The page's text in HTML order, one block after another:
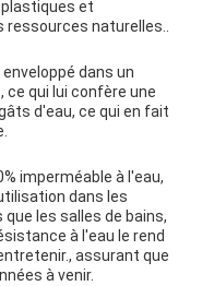
et
ressources naturelles..
dans un
ce qui lui confère une
d'eau, ce qui en fait
imperméable à l'eau,
dans les
les salles de bains,
à l'eau le rend
assurant que
à venir.